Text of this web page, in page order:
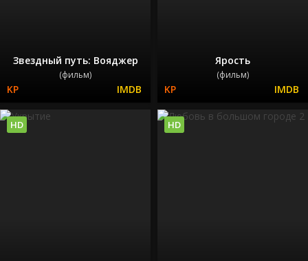
Звездный путь: Вояджер
(фильм)
Ярость
(фильм)
HD HD